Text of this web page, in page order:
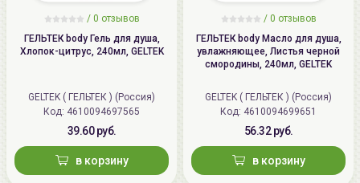
/ 0 отзывов
ГЕЛЬТЕК body Гель для душа,
Хлопок-цитрус, 240мл, GELTEK
GELTEK ( ГЕЛЬТЕК ) (Россия)
Код: 4610094697565
39.60 руб.
в корзину
/ 0 отзывов
ГЕЛЬТЕК body Масло для душа,
увлажняющее, Листья черной
смородины, 240мл, GELTEK
GELTEK ( ГЕЛЬТЕК ) (Россия)
Код: 4610094699651
56.32 руб.
в корзину